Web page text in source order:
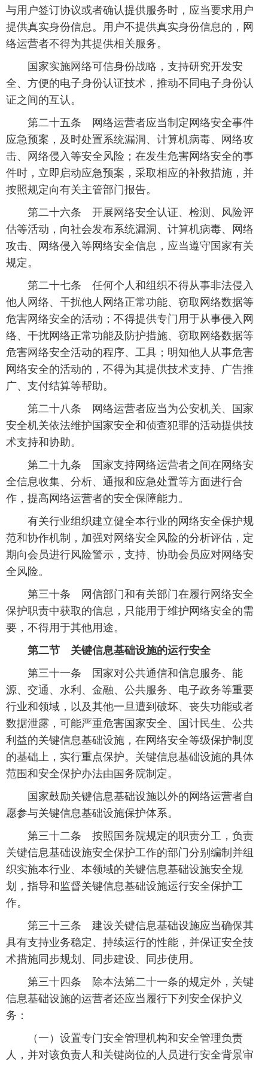
与用户签订协议或者确认提供服务时，应当要求用户
提供真实身份信息。用户不提供真实身份信息的，网
络运营者不得为其提供相关服务。
国家实施网络可信身份战略，支持研究开发安
全、方便的电子身份认证技术，推动不同电子身份认
证之间的互认。
第二十五条 网络运营者应当制定网络安全事件
应急预案，及时处置系统漏洞、计算机病毒、网络攻
击、网络侵入等安全风险；在发生危害网络安全的事
件时，立即启动应急预案，采取相应的补救措施，并
按照规定向有关主管部门报告。
第二十六条 开展网络安全认证、检测、风险评
估等活动，向社会发布系统漏洞、计算机病毒、网络
攻击、网络侵入等网络安全信息，应当遵守国家有关
规定。
第二十七条 任何个人和组织不得从事非法侵入
他人网络、干扰他人网络正常功能、窃取网络数据等
危害网络安全的活动；不得提供专门用于从事侵入网
络、干扰网络正常功能及防护措施、窃取网络数据等
危害网络安全活动的程序、工具；明知他人从事危害
网络安全的活动的，不得为其提供技术支持、广告推
广、支付结算等帮助。
第二十八条 网络运营者应当为公安机关、国家
安全机关依法维护国家安全和侦查犯罪的活动提供技
术支持和协助。
第二十九条 国家支持网络运营者之间在网络安
全信息收集、分析、通报和应急处置等方面进行合
作，提高网络运营者的安全保障能力。
有关行业组织建立健全本行业的网络安全保护规
范和协作机制，加强对网络安全风险的分析评估，定
期向会员进行风险警示，支持、协助会员应对网络安
全风险。
第三十条 网信部门和有关部门在履行网络安全
保护职责中获取的信息，只能用于维护网络安全的需
要，不得用于其他用途。
第二节 关键信息基础设施的运行安全
第三十一条 国家对公共通信和信息服务、能
源、交通、水利、金融、公共服务、电子政务等重要
行业和领域，以及其他一旦遭到破坏、丧失功能或者
数据泄露，可能严重危害国家安全、国计民生、公共
利益的关键信息基础设施，在网络安全等级保护制度
的基础上，实行重点保护。关键信息基础设施的具体
范围和安全保护办法由国务院制定。
国家鼓励关键信息基础设施以外的网络运营者自
愿参与关键信息基础设施保护体系。
第三十二条 按照国务院规定的职责分工，负责
关键信息基础设施安全保护工作的部门分别编制并组
织实施本行业、本领域的关键信息基础设施安全规
划，指导和监督关键信息基础设施运行安全保护工
作。
第三十三条 建设关键信息基础设施应当确保其
具有支持业务稳定、持续运行的性能，并保证安全技
术措施同步规划、同步建设、同步使用。
第三十四条 除本法第二十一条的规定外，关键
信息基础设施的运营者还应当履行下列安全保护义
务：
（一）设置专门安全管理机构和安全管理负责
人，并对该负责人和关键岗位的人员进行安全背景审